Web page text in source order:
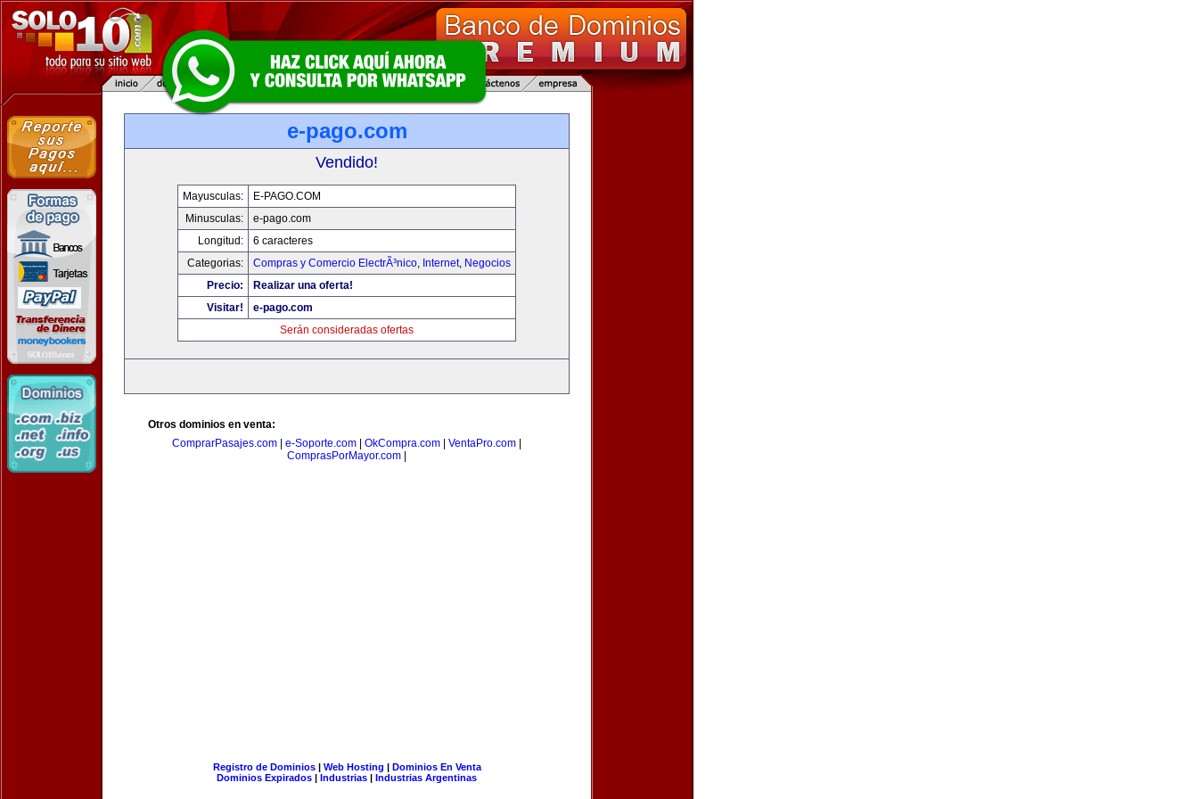
e-pago.com
Vendido!
Mayusculas:
E-PAGO.COM
Minusculas:
e-pago.com
Longitud:
6 caracteres
Categorias:
Compras y Comercio ElectrÃ³nico, Internet, Negocios
Precio:
Realizar una oferta!
Visitar!
e-pago.com
Serán consideradas ofertas
Otros dominios en venta:
ComprarPasajes.com
e-Soporte.com OkCompra.com VentaPro.com
ComprasPorMayor.com
Registro de Dominios| Web Hosting | Dominios En Venta
Dominios Expirados | Industrias | Industrias Argentinas